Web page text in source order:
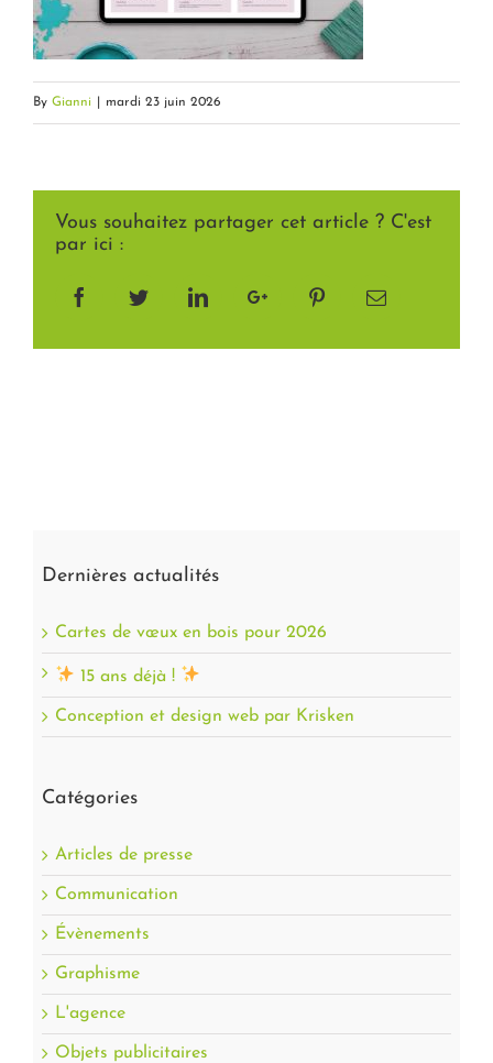
By Gianni mardi 23 juin 2026
Vous souhaitez partager cet article ? C'est
par ici :
FacebookTwitterLinkedInGoogle+ PinterestEmail
Dernières actualités
Cartes de vœux en bois pour 2026
15 ans déjà !
Conception et design web par Krisken
Catégories
Articles de presse
Communication
Évènements
Graphisme
L'agence
Objets publicitaires